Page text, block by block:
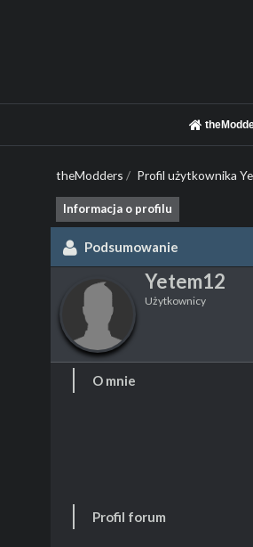
theModders / Profil użytkownika
Informacja o profilu
Podsumowanie
Yetem12
Użytkownicy
O mnie
Profil forum